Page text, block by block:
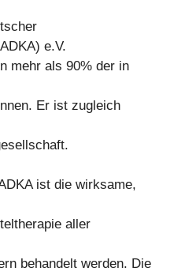
e.V.
mehr als 90% der in
Er ist zugleich
ist die wirksame,
aller
behandelt werden. Die